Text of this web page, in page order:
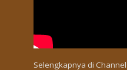
Selengkapnya di